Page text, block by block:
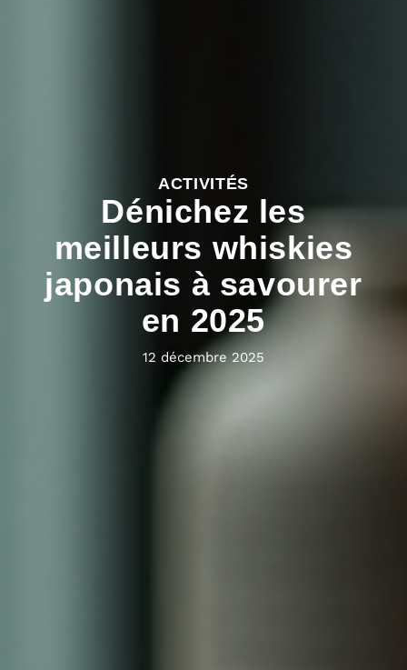
ACTIVITÉS
Dénichez les
meilleurs whiskies
japonais à savourer
en 2025
12 décembre 2025